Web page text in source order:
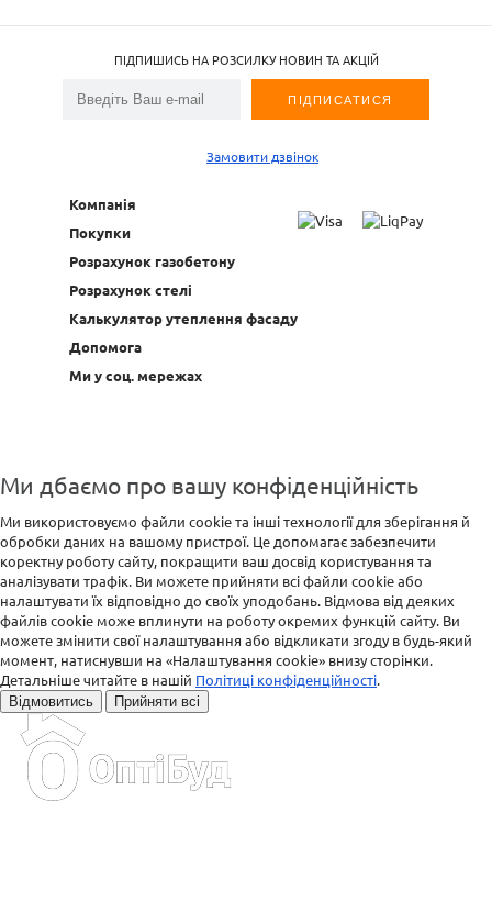
ПІДПИШИСЬ НА РОЗСИЛКУ НОВИН ТА АКЦІЙ
Замовити дзвінок
Компанія
Покупки
Розрахунок газобетону
Розрахунок стелі
Калькулятор утеплення фасаду
Допомога
Ми у соц. мережах
Ми дбаємо про вашу конфіденційність
Ми використовуємо файли cookie та інші технології для зберігання й
обробки даних на вашому пристрої. Це допомагає забезпечити
коректну роботу сайту, покращити ваш досвід користування та
аналізувати трафік. Ви можете прийняти всі файли cookie або
налаштувати їх відповідно до своїх уподобань. Відмова від деяких
файлів cookie може вплинути на роботу окремих функцій сайту. Ви
можете змінити свої налаштування або відкликати згоду в будь-який
момент, натиснувши на «Налаштування cookie» внизу сторінки.
Детальніше читайте в нашій Політиці конфіденційності.
Відмовитись Прийняти всі